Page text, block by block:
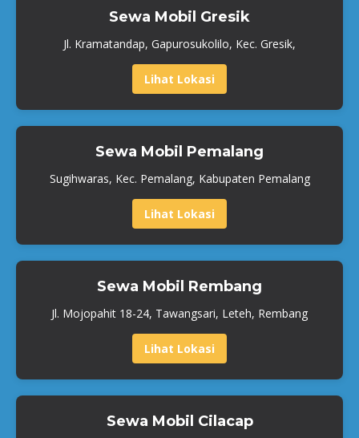
Sewa Mobil Gresik
Jl. Kramatandap, Gapurosukolilo, Kec. Gresik,
Lihat Lokasi
Sewa Mobil Pemalang
Sugihwaras, Kec. Pemalang, Kabupaten Pemalang
Lihat Lokasi
Sewa Mobil Rembang
Jl. Mojopahit 18-24, Tawangsari, Leteh, Rembang
Lihat Lokasi
Sewa Mobil Cilacap